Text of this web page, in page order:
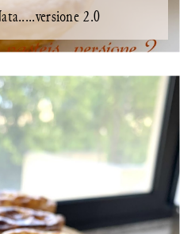
2.0